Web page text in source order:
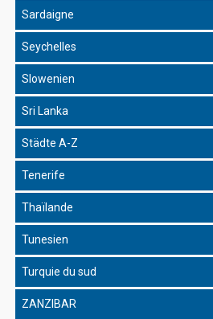
Sardaigne
Seychelles
Slowenien
Sri Lanka
Städte A-Z
Tenerife
Thaïlande
Tunesien
Turquie du sud
ZANZIBAR